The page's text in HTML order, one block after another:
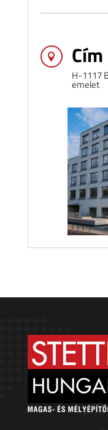
 Cím
H-1117
emelet